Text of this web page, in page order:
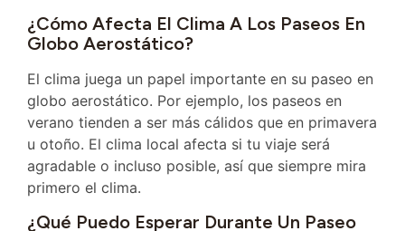
¿Cómo Afecta El Clima A Los Paseos En
Globo Aerostático?
El clima juega un papel importante en su paseo en
globo aerostático. Por ejemplo, los paseos en
verano tienden a ser más cálidos que en primavera
u otoño. El clima local afecta si tu viaje será
agradable o incluso posible, así que siempre mira
primero el clima.
¿Qué Puedo Esperar Durante Un Paseo